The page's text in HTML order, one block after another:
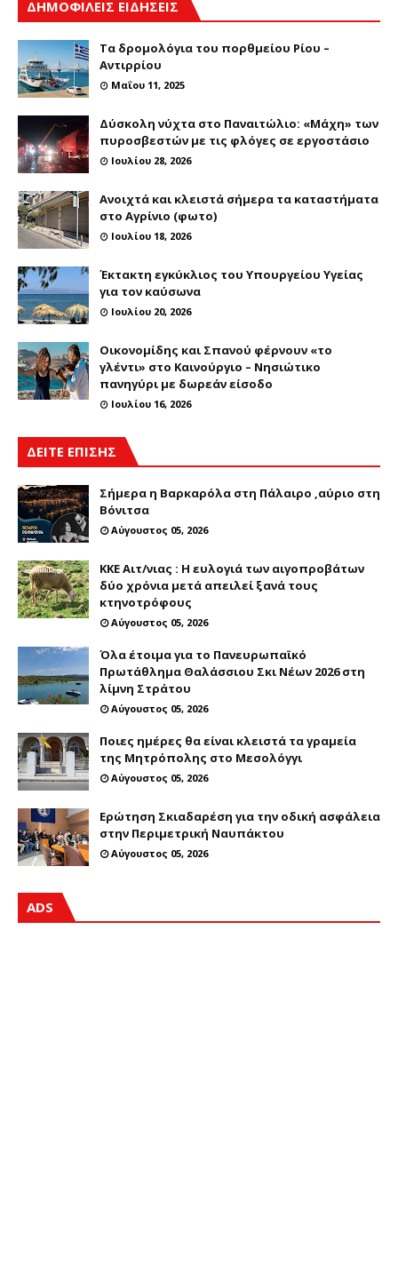
ΔΗΜΟΦΙΛΕΙΣ ΕΙΔΗΣΕΙΣ
Τα δρομολόγια του πορθμείου Ρίου –
Αντιρρίου
Μαΐου 11, 2025
Δύσκολη νύχτα στο Παναιτώλιο: «Μάχη» των
πυροσβεστών με τις φλόγες σε εργοστάσιο
Ιουλίου 28, 2026
Ανοιχτά και κλειστά σήμερα τα καταστήματα
στο Αγρίνιο (φωτο)
Ιουλίου 18, 2026
Έκτακτη εγκύκλιος του Υπουργείου Υγείας
για τον καύσωνα
Ιουλίου 20, 2026
Οικονομίδης και Σπανού φέρνουν «το
γλέντι» στο Καινούργιο – Νησιώτικο
πανηγύρι με δωρεάν είσοδο
Ιουλίου 16, 2026
ΔΕΙΤΕ ΕΠΙΣΗΣ
Σήμερα η Βαρκαρόλα στη Πάλαιρο ,αύριο στη
Βόνιτσα
Αύγουστος 05, 2026
ΚΚΕ Αιτ/νιας : Η ευλογιά των αιγοπροβάτων
δύο χρόνια μετά απειλεί ξανά τους
κτηνοτρόφους
Αύγουστος 05, 2026
Όλα έτοιμα για το Πανευρωπαϊκό
Πρωτάθλημα Θαλάσσιου Σκι Νέων 2026 στη
λίμνη Στράτου
Αύγουστος 05, 2026
Ποιες ημέρες θα είναι κλειστά τα γραμεία
της Μητρόπολης στο Μεσολόγγι
Αύγουστος 05, 2026
Ερώτηση Σκιαδαρέση για την οδική ασφάλεια
στην Περιμετρική Ναυπάκτου
Αύγουστος 05, 2026
ADS